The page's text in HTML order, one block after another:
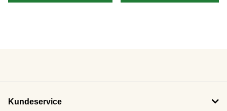
Kundeservice